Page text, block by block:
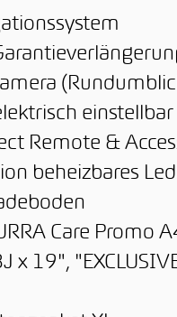
einstellbar
Remote &
beheizbares
Care Promo
x 19",